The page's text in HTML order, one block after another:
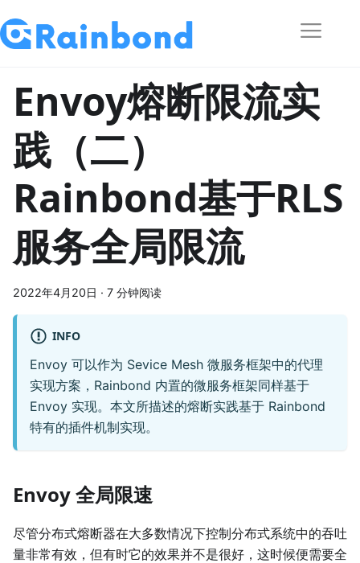
Envoy熔断限流实
践（二）
Rainbond基于RLS
服务全局限流
2022年4月20日 · 7 分钟阅读
INFO
Envoy 可以作为 Sevice Mesh 微服务框架中的代理
实现方案，Rainbond 内置的微服务框架同样基于
Envoy 实现。本文所描述的熔断实践基于 Rainbond
特有的插件机制实现。
Envoy 全局限速
尽管分布式熔断器在大多数情况下控制分布式系统中的吞吐
量非常有效，但有时它的效果并不是很好，这时候便需要全